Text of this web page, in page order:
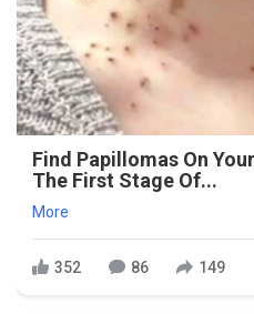
Find Papillomas On
The First Stage Of...
More
352 86 149